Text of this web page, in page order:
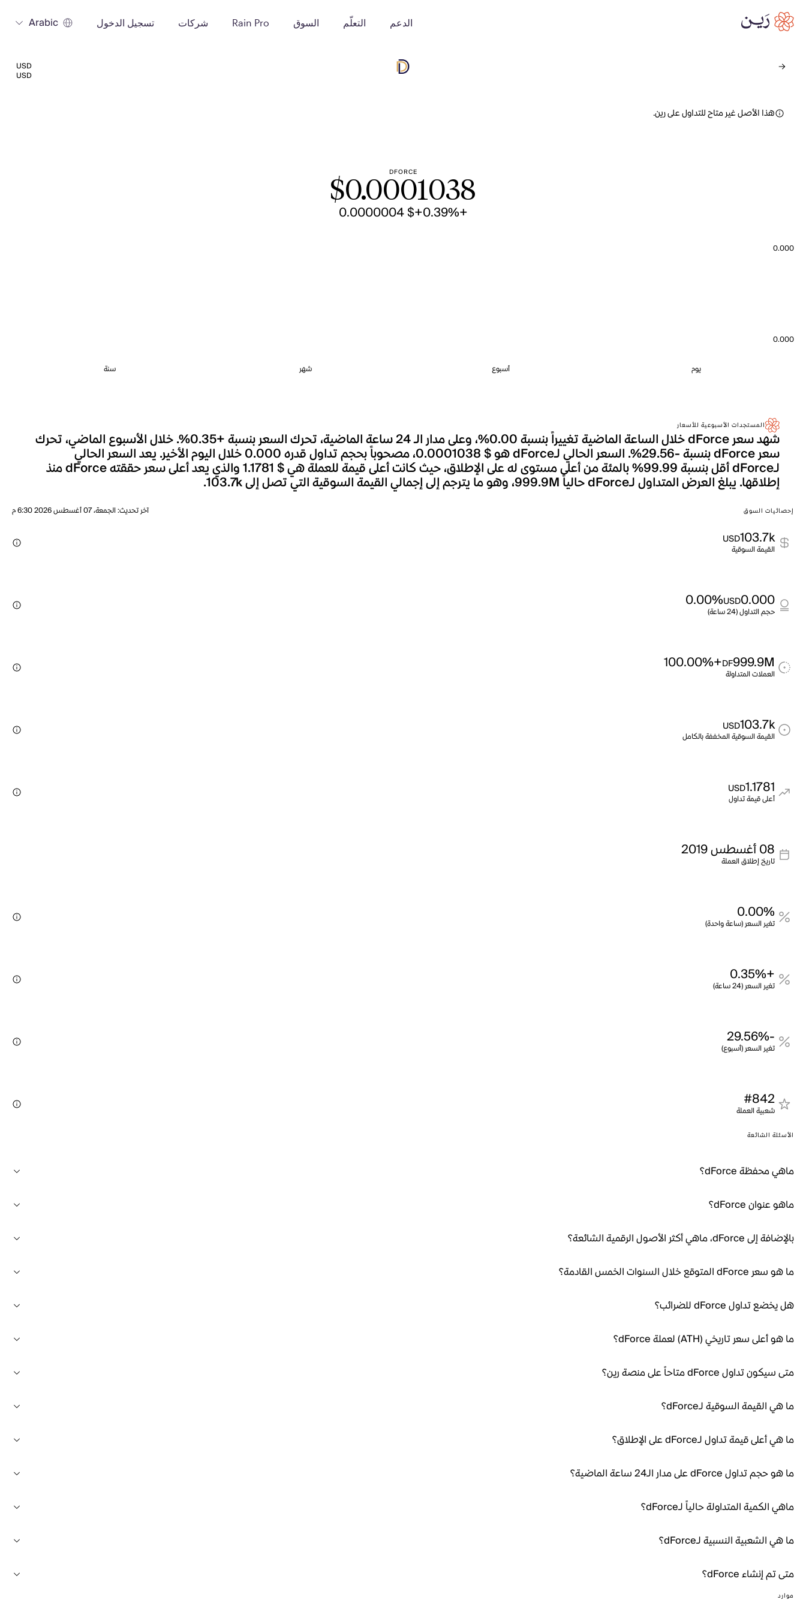
الدعم التعلّم السوق Rain Pro شركات تسجيل الدخول Arabic
USD
USD
هذا الأصل غير متاح للتداول على رين.
DFORCE
$0.0001038
+0.39%
+$ 0.0000004
0.000
0.000
يوم أسبوع شهر سنة
المستجدات الأسبوعية للأسعار
شهد سعر dForce خلال الساعة الماضية تغييراً بنسبة 0.00%، وعلى مدار الـ 24 ساعة الماضية، تحرك السعر بنسبة +0.35%. خلال الأسبوع الماضي، تحرك
سعر dForce بنسبة -29.56%. السعر الحالي لـdForce هو $ 0.0001038، مصحوباً بحجم تداول قدره 0.000 خلال اليوم الأخير. يعد السعر الحالي
لـdForce أقل بنسبة 99.99% بالمئة من أعلى مستوى له على الإطلاق، حيث كانت أعلى قيمة للعملة هي $ 1.1781 والذي يعد أعلى سعر حققته dForce منذ
إطلاقها. يبلغ العرض المتداول لـdForce حالياً 999.9M، وهو ما يترجم إلى إجمالي القيمة السوقية التي تصل إلى 103.7k.
إحصائيات السوق آخر تحديث:الجمعة، 07 أغسطس 2026 6:30 م
103.7k
USD
القيمة السوقية
0.000
USD
0.00%
حجم التداول (24 ساعة)
999.9M
DF
+100.00%
العملات المتداولة
103.7k
USD
القيمة السوقية المخففة بالكامل
1.1781
USD
أعلى قيمة تداول
08 أغسطس 2019
تاريخ إطلاق العملة
0.00%
تغير السعر (ساعة واحدة)
+0.35%
تغير السعر (24 ساعة)
-29.56%
تغير السعر (أسبوع)
#842
شعبية العملة
الأسئلة الشائعة
ماهي محفظة dForce؟
ماهو عنوان dForce؟
بالإضافة إلى dForce، ماهي أكثر الأصول الرقمية الشائعة؟
ما هو سعر dForce المتوقع خلال السنوات الخمس القادمة؟
هل يخضع تداول dForce للضرائب؟
ما هو أعلى سعر تاريخي (ATH) لعملة dForce؟
متى سيكون تداول dForce متاحاً على منصة رين؟
ما هي القيمة السوقية لـdForce؟
ما هي أعلى قيمة تداول لـdForce على الإطلاق؟
ما هو حجم تداول dForce على مدار الـ24 ساعة الماضية؟
ماهي الكمية المتداولة حالياً لـdForce؟
ما هي الشعبية النسبية لـdForce؟
متى تم إنشاء dForce؟
موارد